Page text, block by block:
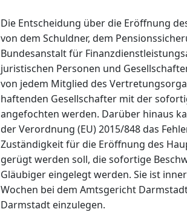
Die Entscheidung über die Eröffnung
von dem Schuldner, dem
Bundesanstalt für
juristischen Personen und
von jedem Mitglied des
haftenden Gesellschafter mit der
angefochten werden. Darüber hinaus
der Verordnung (EU) 2015/848 das
Zuständigkeit für die Eröffnung des
gerügt werden soll, die sofortige
Gläubiger eingelegt werden. Sie ist
Wochen bei dem Amtsgericht
Darmstadt einzulegen.